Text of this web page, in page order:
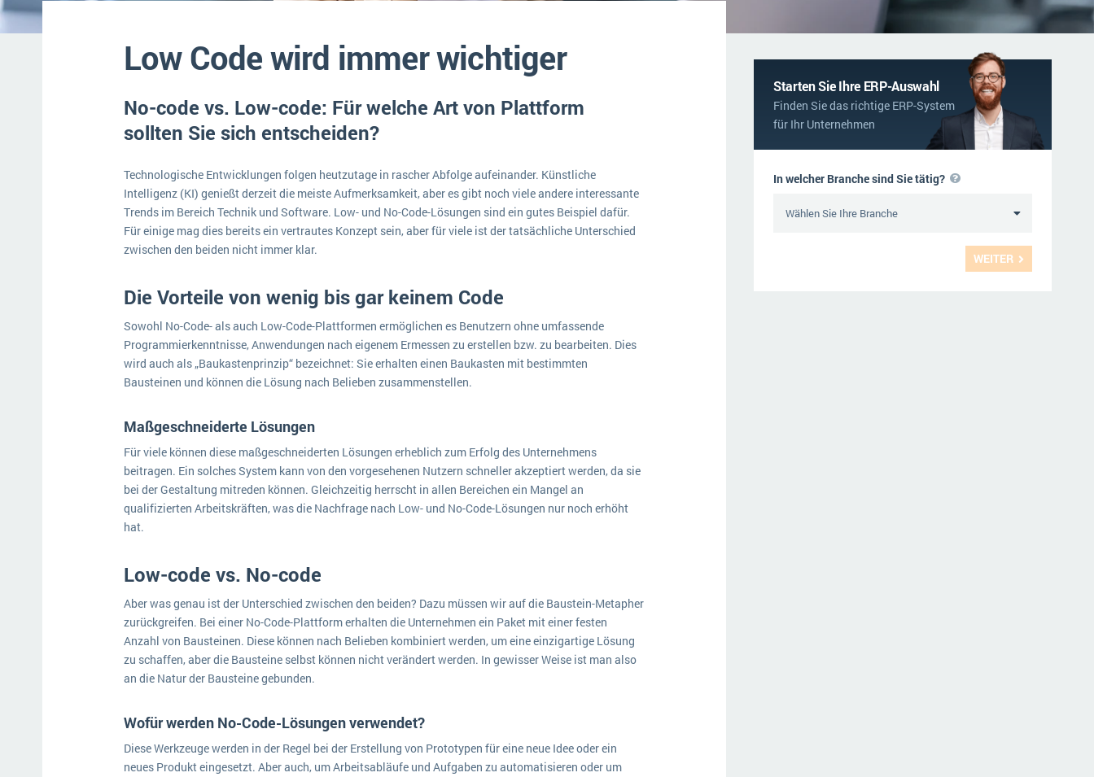
Service und Wartung
NGO
Immobilien
Textil und Mode
Versorgung
MEHR ÜBER ERP-SOFTWARE
ERP-Trends in der Produktion
NACHRICHTENARCHIV
Low Code wird immer wichtiger
No-code vs. Low-code: Für welche Art von Plattform
sollten Sie sich entscheiden?
Technologische Entwicklungen folgen heutzutage in rascher Abfolge aufeinander. Künstliche
Intelligenz (KI) genießt derzeit die meiste Aufmerksamkeit, aber es gibt noch viele andere interessante
Trends im Bereich Technik und Software. Low- und No-Code-Lösungen sind ein gutes Beispiel dafür.
Für einige mag dies bereits ein vertrautes Konzept sein, aber für viele ist der tatsächliche Unterschied
zwischen den beiden nicht immer klar.
Die Vorteile von wenig bis gar keinem Code
Sowohl No-Code- als auch Low-Code-Plattformen ermöglichen es Benutzern ohne umfassende
Programmierkenntnisse, Anwendungen nach eigenem Ermessen zu erstellen bzw. zu bearbeiten. Dies
wird auch als „Baukastenprinzip“ bezeichnet: Sie erhalten einen Baukasten mit bestimmten
Bausteinen und können die Lösung nach Belieben zusammenstellen.
Maßgeschneiderte Lösungen
Für viele können diese maßgeschneiderten Lösungen erheblich zum Erfolg des Unternehmens
beitragen. Ein solches System kann von den vorgesehenen Nutzern schneller akzeptiert werden, da sie
bei der Gestaltung mitreden können. Gleichzeitig herrscht in allen Bereichen ein Mangel an
qualifizierten Arbeitskräften, was die Nachfrage nach Low- und No-Code-Lösungen nur noch erhöht
hat.
Low-code vs. No-code
Aber was genau ist der Unterschied zwischen den beiden? Dazu müssen wir auf die Baustein-Metapher
zurückgreifen. Bei einer No-Code-Plattform erhalten die Unternehmen ein Paket mit einer festen
Anzahl von Bausteinen. Diese können nach Belieben kombiniert werden, um eine einzigartige Lösung
zu schaffen, aber die Bausteine selbst können nicht verändert werden. In gewisser Weise ist man also
an die Natur der Bausteine gebunden.
Wofür werden No-Code-Lösungen verwendet?
Diese Werkzeuge werden in der Regel bei der Erstellung von Prototypen für eine neue Idee oder ein
neues Produkt eingesetzt. Aber auch, um Arbeitsabläufe und Aufgaben zu automatisieren oder um
Starten Sie Ihre ERP-Auswahl
Finden Sie das richtige ERP-System
für Ihr Unternehmen
WEITER
In welcher Branche sind Sie tätig?